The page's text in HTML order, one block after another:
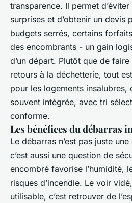
transparence. Il permet
surprises et d’obtenir un devis
budgets serrés, certains
des encombrants - un gain
d’un départ. Plutôt que de
retours à la déchetterie, tout
pour les logements insalubres,
souvent intégrée, avec tri
conforme.
Les bénéfices du débarras
Le débarras n’est pas juste
c’est aussi une question de
encombré favorise l’humidité,
risques d’incendie. Le voir
utilisable, c’est retrouver de